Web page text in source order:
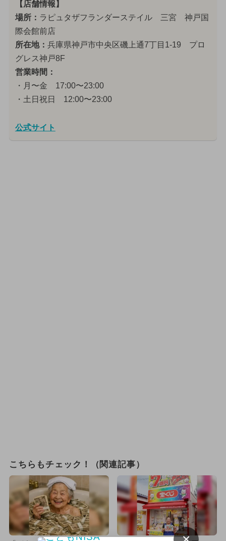
【店舗情報】
場所： ラピュタザフランダーステイル 三宮 神戸国
際会館前店
所在地： 兵庫県神戸市中央区磯上通7丁目1-19 プロ
グレス神戸8F
営業時間：
・月〜金 17:00〜23:00
・土日祝日 12:00〜23:00
公式サイト
こちらもチェック！（関連記事）